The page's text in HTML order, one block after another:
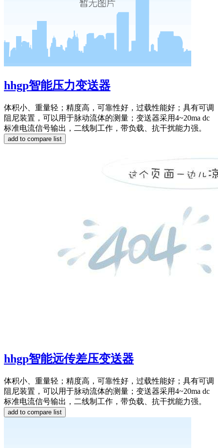
hhgp智能压力变送器
体积小、重量轻；精度高，可靠性好，过载性能好；具有可调
阻尼装置，可以用于脉动流体的测量；变送器采用4~20ma dc
标准电流信号输出，二线制工作，带负载、抗干扰能力强。
hhgp智能远传差压变送器
体积小、重量轻；精度高，可靠性好，过载性能好；具有可调
阻尼装置，可以用于脉动流体的测量；变送器采用4~20ma dc
标准电流信号输出，二线制工作，带负载、抗干扰能力强。